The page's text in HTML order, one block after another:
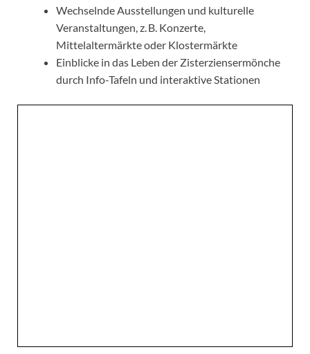
Wechselnde Ausstellungen und kulturelle
Veranstaltungen, z. B. Konzerte,
Mittelaltermärkte oder Klostermärkte
Einblicke in das Leben der Zisterziensermönche
durch Info-Tafeln und interaktive Stationen